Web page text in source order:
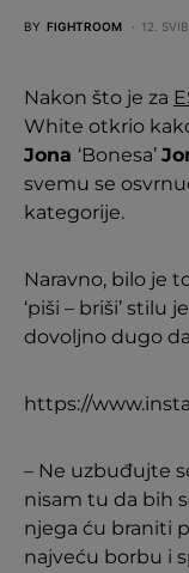
BY FIGHTROOM 12.
Nakon što je za
White otkrio
Jona ‘Bonesa’
svemu se
kategorije.
Naravno, bilo je
‘piši – briši’ stilu
dovoljno dugo
https://
– Ne uzbuđujte
nisam tu da bih
njega ću braniti
najveću borbu i